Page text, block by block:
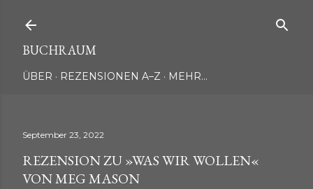
BUCHRAUM
ÜBER REZENSIONEN A–Z MEHR…
September 23, 2022
REZENSION ZU »WAS WIR WOLLEN«
VON MEG MASON